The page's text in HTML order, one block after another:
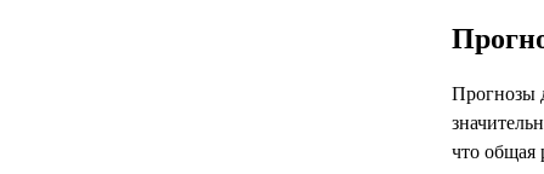
Прогнозы
что общая